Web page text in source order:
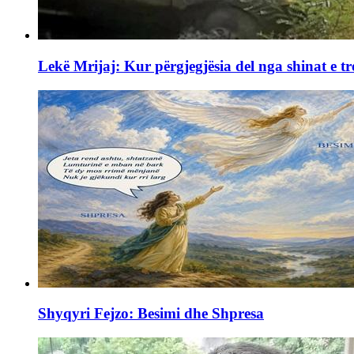
Lekë Mrijaj: Kur përgjegjësia del nga shinat e
Shyqyri Fejzo: Besimi dhe Shpresa